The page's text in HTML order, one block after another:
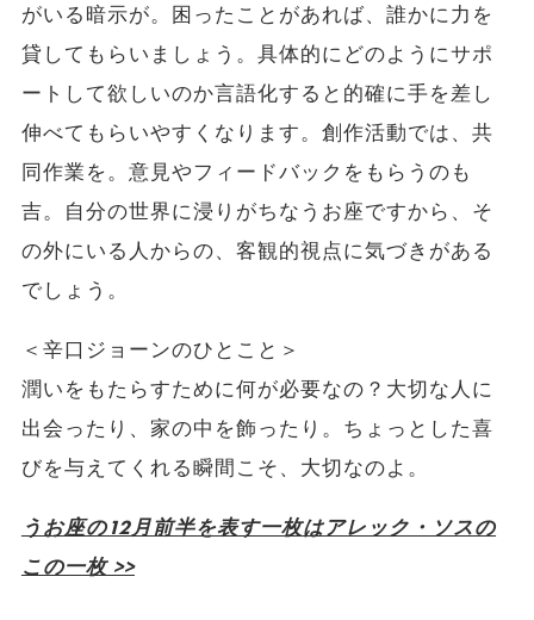
がいる暗示が。困ったことがあれば、誰かに力を
貸してもらいましょう。具体的にどのようにサポ
ートして欲しいのか言語化すると的確に手を差し
伸べてもらいやすくなります。創作活動では、共
同作業を。意見やフィードバックをもらうのも
吉。自分の世界に浸りがちなうお座ですから、そ
の外にいる人からの、客観的視点に気づきがある
でしょう。
＜辛口ジョーンのひとこと＞
潤いをもたらすために何が必要なの？大切な人に
出会ったり、家の中を飾ったり。ちょっとした喜
びを与えてくれる瞬間こそ、大切なのよ。
うお座の12月前半を表す一枚はアレック・ソスの
この一枚 >>